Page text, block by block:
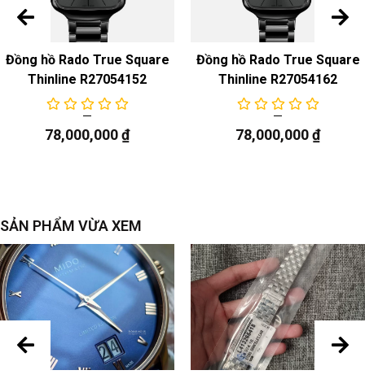
Màu sắc & Chất liệu
: Dây đeo bằng gốm trắng
: Khóa gấp bằng gốm
Chuyển động
Chuyển động thạch anh
Đồng hồ Rado True Square
Thinline R27054152
78,000,000₫
Đồng hồ Rado True Square
Thinline R27054162
78,000,000₫
SẢN PHẨM VỪA XEM